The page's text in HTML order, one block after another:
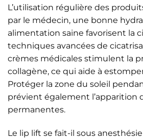
L’utilisation régulière des
par le médecin, une bonne
alimentation saine favorisent la
techniques avancées de
crèmes médicales stimulent la
collagène, ce qui aide à
Protéger la zone du soleil
prévient également l’apparition
permanentes.
Le lip lift se fait-il sous